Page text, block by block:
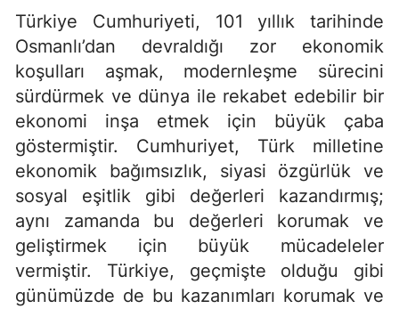
Türkiye Cumhuriyeti, 101 yıllık tarihinde
Osmanlı’dan devraldığı zor ekonomik
koşulları aşmak, modernleşme sürecini
sürdürmek ve dünya ile rekabet edebilir bir
ekonomi inşa etmek için büyük çaba
göstermiştir. Cumhuriyet, Türk milletine
ekonomik bağımsızlık, siyasi özgürlük ve
sosyal eşitlik gibi değerleri kazandırmış;
aynı zamanda bu değerleri korumak ve
geliştirmek için büyük mücadeleler
vermiştir. Türkiye, geçmişte olduğu gibi
günümüzde de bu kazanımları korumak ve